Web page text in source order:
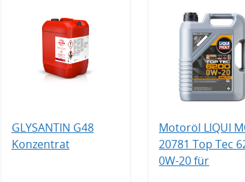
GLYSANTIN G48
Konzentrat
Motoröl LIQUI
20781 Top Tec
0W-20 für